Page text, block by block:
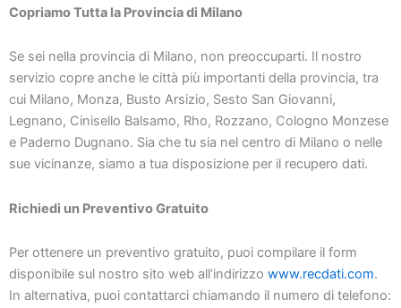
Copriamo Tutta la Provincia di Milano
Se sei nella provincia di Milano, non preoccuparti. Il nostro
servizio copre anche le città più importanti della provincia, tra
cui Milano, Monza, Busto Arsizio, Sesto San Giovanni,
Legnano, Cinisello Balsamo, Rho, Rozzano, Cologno Monzese
e Paderno Dugnano. Sia che tu sia nel centro di Milano o nelle
sue vicinanze, siamo a tua disposizione per il recupero dati.
Richiedi un Preventivo Gratuito
Per ottenere un preventivo gratuito, puoi compilare il form
disponibile sul nostro sito web all’indirizzo www.recdati.com.
In alternativa, puoi contattarci chiamando il numero di telefono: